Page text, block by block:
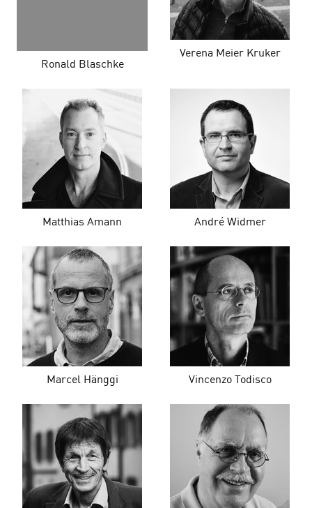
Ronald Blaschke
Verena Meier Kruker
Matthias Amann André Widmer
Marcel Hänggi Vincenzo Todisco